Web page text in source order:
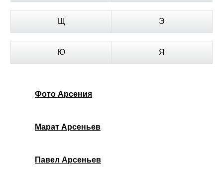
Щ Э
Ю Я
Фото Арсения
Марат Арсеньев
Павел Арсеньев